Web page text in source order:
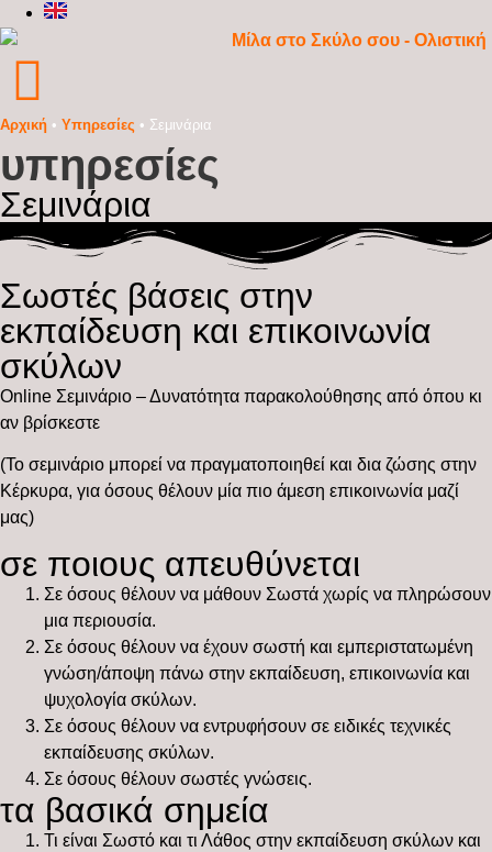
Αρχική • Υπηρεσίες • Σεμινάρια
υπηρεσίες
Σεμινάρια
Σωστές βάσεις στην
εκπαίδευση και επικοινωνία
σκύλων
Online Σεμινάριο – Δυνατότητα παρακολούθησης από όπου κι
αν βρίσκεστε
(Το σεμινάριο μπορεί να πραγματοποιηθεί και δια ζώσης στην
Κέρκυρα, για όσους θέλουν μία πιο άμεση επικοινωνία μαζί
μας)
σε ποιους απευθύνεται
Σε όσους θέλουν να μάθουν Σωστά χωρίς να πληρώσουν
μια περιουσία.
Σε όσους θέλουν να έχουν σωστή και εμπεριστατωμένη
γνώση/άποψη πάνω στην εκπαίδευση, επικοινωνία και
ψυχολογία σκύλων.
Σε όσους θέλουν να εντρυφήσουν σε ειδικές τεχνικές
εκπαίδευσης σκύλων.
Σε όσους θέλουν σωστές γνώσεις.
τα βασικά σημεία
Τι είναι Σωστό και τι Λάθος στην εκπαίδευση σκύλων και